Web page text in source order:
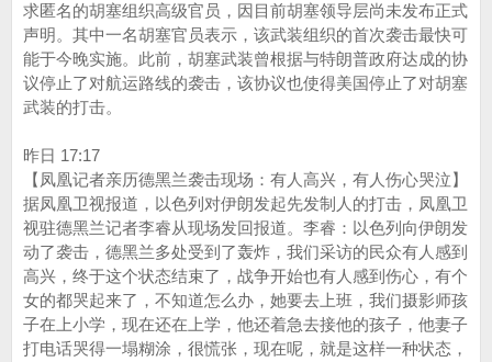
求匿名的胡塞组织高级官员，因目前胡塞领导层尚未发布正式
声明。其中一名胡塞官员表示，该武装组织的首次袭击最快可
能于今晚实施。此前，胡塞武装曾根据与特朗普政府达成的协
议停止了对航运路线的袭击，该协议也使得美国停止了对胡塞
武装的打击。
昨日 17:17
【凤凰记者亲历德黑兰袭击现场：有人高兴，有人伤心哭泣】
据凤凰卫视报道，以色列对伊朗发起先发制人的打击，凤凰卫
视驻德黑兰记者李睿从现场发回报道。李睿：以色列向伊朗发
动了袭击，德黑兰多处受到了轰炸，我们采访的民众有人感到
高兴，终于这个状态结束了，战争开始也有人感到伤心，有个
女的都哭起来了，不知道怎么办，她要去上班，我们摄影师孩
子在上小学，现在还在上学，他还着急去接他的孩子，他妻子
打电话哭得一塌糊涂，很慌张，现在呢，就是这样一种状态，